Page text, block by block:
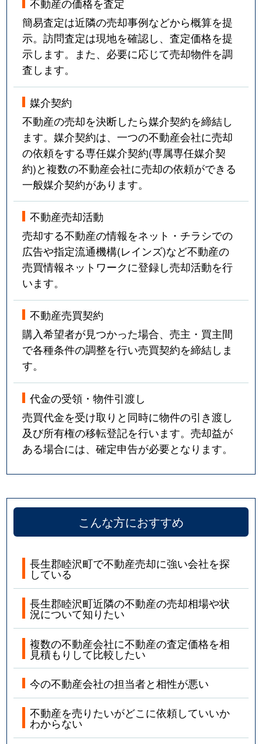
不動産の価格を査定
簡易査定は近隣の売却事例などから概算を提
示。訪問査定は現地を確認し、査定価格を提
示します。また、必要に応じて売却物件を調
査します。
媒介契約
不動産の売却を決断したら媒介契約を締結し
ます。媒介契約は、一つの不動産会社に売却
の依頼をする専任媒介契約(専属専任媒介契
約)と複数の不動産会社に売却の依頼ができる
一般媒介契約があります。
不動産売却活動
売却する不動産の情報をネット・チラシでの
広告や指定流通機構(レインズ)など不動産の
売買情報ネットワークに登録し売却活動を行
います。
不動産売買契約
購入希望者が見つかった場合、売主・買主間
で各種条件の調整を行い売買契約を締結しま
す。
代金の受領・物件引渡し
売買代金を受け取りと同時に物件の引き渡し
及び所有権の移転登記を行います。売却益が
ある場合には、確定申告が必要となります。
こんな方におすすめ
長生郡睦沢町で不動産売却に強い会社を探
している
長生郡睦沢町近隣の不動産の売却相場や状
況について知りたい
複数の不動産会社に不動産の査定価格を相
見積もりして比較したい
今の不動産会社の担当者と相性が悪い
不動産を売りたいがどこに依頼していいか
わからない